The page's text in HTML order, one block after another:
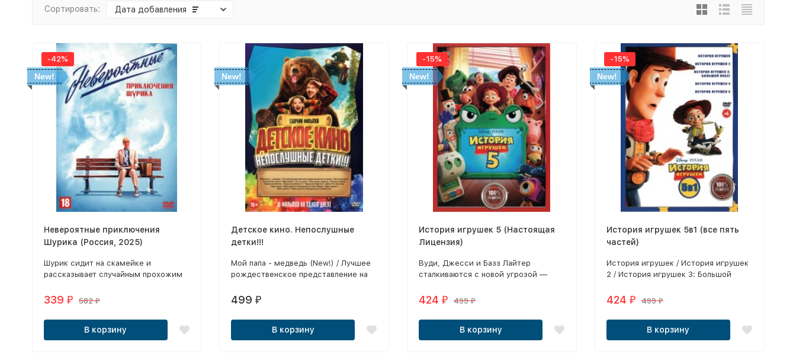
Сортировать: Дата добавления
New!
-42%
Невероятные приключения
Шурика (Россия, 2025)
Шурик сидит на скамейке и
рассказывает случайным прохожим
своей жизни — студентки,
Нины.
339 ₽ 582₽
В корзину
New!
Детское кино. Непослушные
детки!!!
Мой папа - медведь (New!) / Лучшее
рождественское представление на
10 дней без мамы в Куршевеле
девятка / Папаша в бегах / Трудный
ребенок / Трудный ребенок 2 /
Трудный ребенок 3 / Двое: Я и моя
499₽
В корзину
New!
-15%
История игрушек 5 (Настоящая
Лицензия)
Вуди, Джесси и Базз Лайтер
сталкиваются с новой угрозой —
любимой игрушкой восьмилетней
времени.
424 ₽ 499₽
В корзину
New!
-15%
История игрушек 5в1 (все пять
частей)
История игрушек / История игрушек
2 / История игрушек 3: Большой
игрушек 5
424 ₽ 499₽
В корзину